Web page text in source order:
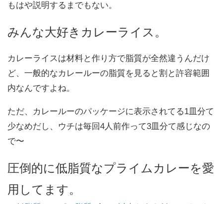
もはや説明するまでもない。
みんな大好きカレーライス。
カレーライスは材料と作り方で脂質が全然違うんだけ
ど、一般的なカレールーの脂質を見ると割と許容範囲
内なんですよね。
ただ、カレールーのパッケージに表示されてる1皿分て
少なめだし、ウチは毎回4人前作って3皿分て感じなの
で〜
圧倒的に低脂質なプライムカレーを愛
用してます。